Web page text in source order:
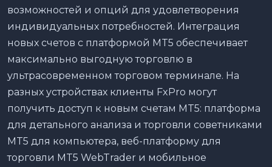
возможностей и опций для удовлетворения
индивидуальных потребностей. Интеграция
новых счетов с платформой MT5 обеспечивает
максимально выгодную торговлю в
ультрасовременном торговом терминале. На
разных устройствах клиенты FxPro могут
получить доступ к новым счетам MT5: платформа
для детального анализа и торговли советниками
MT5 для компьютера, веб-платформу для
торговли MT5 WebTrader и мобильное